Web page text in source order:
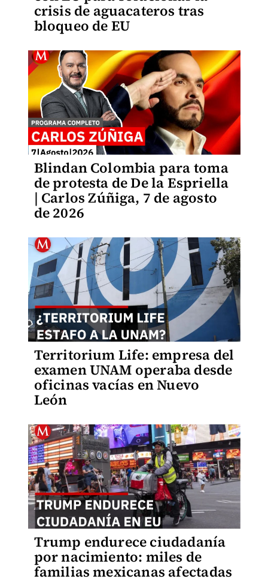
crisis de aguacateros tras
bloqueo de EU
Blindan Colombia para toma
de protesta de De la Espriella
| Carlos Zúñiga, 7 de agosto
de 2026
Territorium Life: empresa del
examen UNAM operaba desde
oficinas vacías en Nuevo
León
Trump endurece ciudadanía
por nacimiento: miles de
familias mexicanas afectadas